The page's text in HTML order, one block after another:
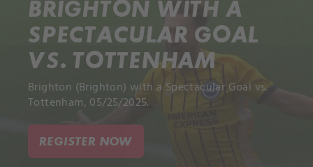
BRIGHTON WITH A
SPECTACULAR GOAL
VS. TOTTENHAM
Brighton (Brighton) with a Spectacular Goal vs.
Tottenham, 05/25/2025.
REGISTER NOW